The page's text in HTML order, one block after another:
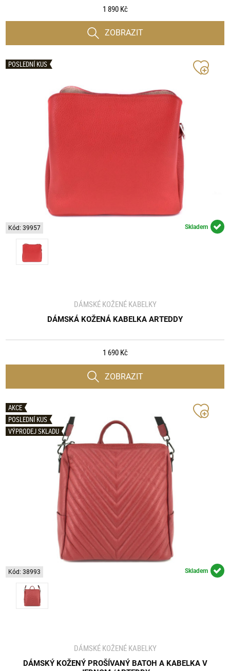
1 890 Kč
ZOBRAZIT
POSLEDNÍ KUS
Kód: 39957 Skladem
DÁMSKÉ KOŽENÉ KABELKY
DÁMSKÁ KOŽENÁ KABELKA ARTEDDY
1 690 Kč
ZOBRAZIT
AKCE
POSLEDNÍ KUS
VÝPRODEJ SKLADU
Kód: 38993 Skladem
DÁMSKÉ KOŽENÉ KABELKY
DÁMSKÝ KOŽENÝ PROŠÍVANÝ BATOH A KABELKA V